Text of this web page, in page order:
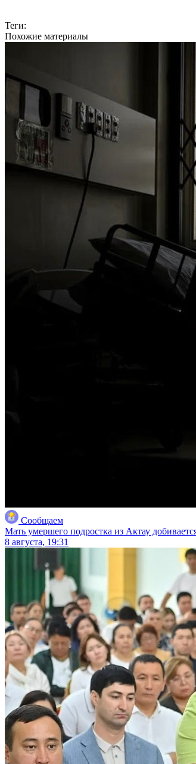
Теги:
Похожие материалы
Сообщаем
Мать умершего подростка из Актау
8 августа, 19:31